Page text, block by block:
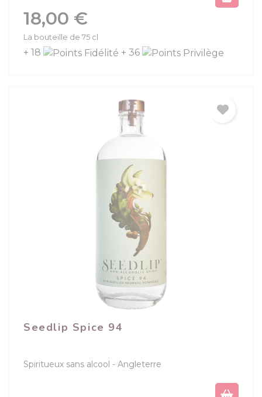
Prix
18,00 €
La bouteille de 75 cl
+ 18 + 36
Seedlip Spice 94
Spiritueux sans alcool Angleterre